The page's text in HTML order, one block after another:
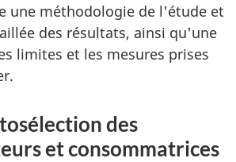
une méthodologie de l'étude et
des résultats, ainsi qu'une
limites et les mesures prises
des
et consommatrices